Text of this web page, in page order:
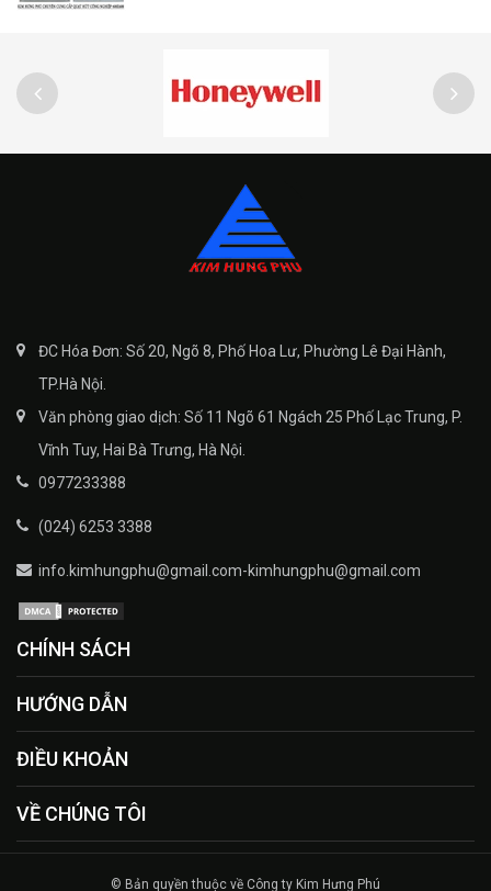
ĐC Hóa Đơn: Số 20, Ngõ 8, Phố Hoa Lư, Phường Lê Đại Hành,
TP.Hà Nội.
Văn phòng giao dịch: Số 11 Ngõ 61 Ngách 25 Phố Lạc Trung, P.
Vĩnh Tuy, Hai Bà Trưng, Hà Nội.
0977233388
(024) 6253 3388
info.kimhungphu@gmail.com-kimhungphu@gmail.com
CHÍNH SÁCH
HƯỚNG DẪN
ĐIỀU KHOẢN
VỀ CHÚNG TÔI
© Bản quyền thuộc về Công ty Kim Hưng Phú